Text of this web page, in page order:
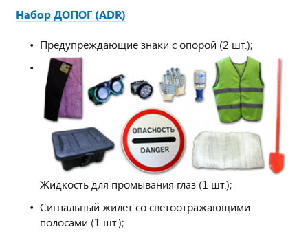
Набор ДОПОГ (ADR)
Предупреждающие знаки с опорой (2 шт.);
Жидкость для промывания глаз (1 шт.);
Сигнальный жилет со светоотражающими
полосами (1 шт.);